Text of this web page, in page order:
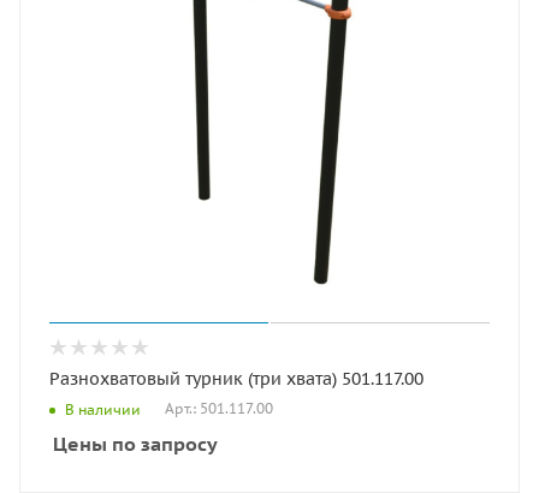
Разнохватовый турник (три хвата) 501.117.00
В наличии Арт.: 501.117.00
Цены по запросу